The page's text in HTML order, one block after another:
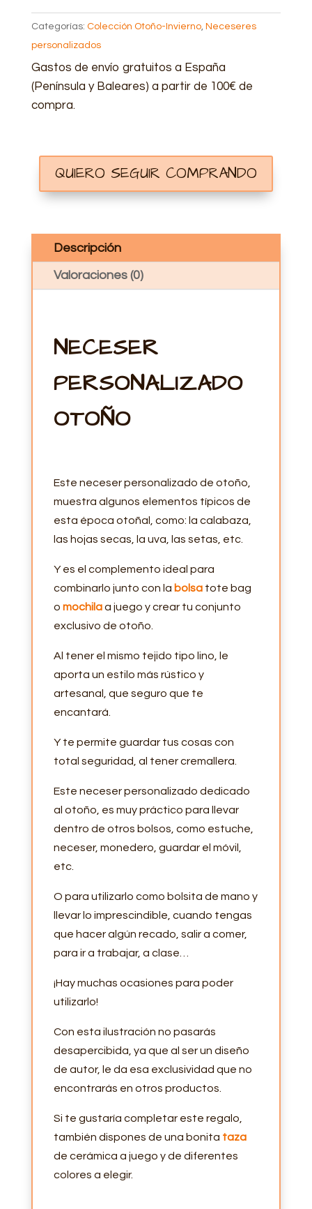
Categorías: Colección Otoño-Invierno, Neceseres
personalizados
Gastos de envío gratuitos a España
(Península y Baleares) a partir de 100€ de
compra.
QUIERO SEGUIR COMPRANDO
Descripción
Valoraciones (0)
NECESER
PERSONALIZADO
OTOÑO
Este neceser personalizado de otoño,
muestra algunos elementos típicos de
esta época otoñal, como: la calabaza,
las hojas secas, la uva, las setas, etc.
Y es el complemento ideal para
combinarlo junto con la bolsa tote bag
o mochila a juego y crear tu conjunto
exclusivo de otoño.
Al tener el mismo tejido tipo lino, le
aporta un estilo más rústico y
artesanal, que seguro que te
encantará.
Y te permite guardar tus cosas con
total seguridad, al tener cremallera.
Este neceser personalizado dedicado
al otoño, es muy práctico para llevar
dentro de otros bolsos, como estuche,
neceser, monedero, guardar el móvil,
etc.
O para utilizarlo como bolsita de mano y
llevar lo imprescindible, cuando tengas
que hacer algún recado, salir a comer,
para ir a trabajar, a clase…
¡Hay muchas ocasiones para poder
utilizarlo!
Con esta ilustración no pasarás
desapercibida, ya que al ser un diseño
de autor, le da esa exclusividad que no
encontrarás en otros productos.
Si te gustaría completar este regalo,
también dispones de una bonita taza
de cerámica a juego y de diferentes
colores a elegir.